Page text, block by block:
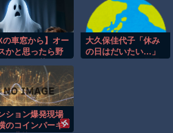
因で交通事故が起きてしまう。
道16号でおかしな事故が撮影される
ル（50%還元）」アツいスポーツマ
ん、後方確認しない軽四に当てられて
が判明
自撮りをしようとした男の悲劇（ノ∇`
Xの車窓から】オー
かと思ったら野
大久保佳代子「休み
の日はだいたい…」
ション爆発現場
のコインパーキ